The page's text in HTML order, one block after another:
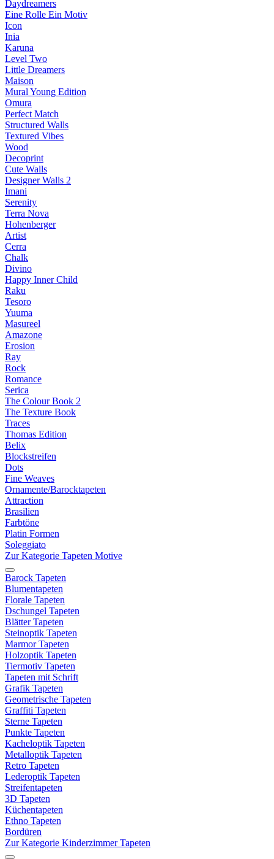
Daydreamers
Eine Rolle Ein Motiv
Icon
Inia
Karuna
Level Two
Little Dreamers
Maison
Mural Young Edition
Omura
Perfect Match
Structured Walls
Textured Vibes
Wood
Decoprint
Cute Walls
Designer Walls 2
Imani
Serenity
Terra Nova
Hohenberger
Artist
Cerra
Chalk
Divino
Happy Inner Child
Raku
Tesoro
Yuuma
Masureel
Amazone
Erosion
Ray
Rock
Romance
Serica
The Colour Book 2
The Texture Book
Traces
Thomas Edition
Belix
Blockstreifen
Dots
Fine Weaves
Ornamente/Barocktapeten
Attraction
Brasilien
Farbtöne
Platin Formen
Soleggiato
Zur Kategorie Tapeten Motive
Barock Tapeten
Blumentapeten
Florale Tapeten
Dschungel Tapeten
Blätter Tapeten
Steinoptik Tapeten
Marmor Tapeten
Holzoptik Tapeten
Tiermotiv Tapeten
Tapeten mit Schrift
Grafik Tapeten
Geometrische Tapeten
Graffiti Tapeten
Sterne Tapeten
Punkte Tapeten
Kacheloptik Tapeten
Metalloptik Tapeten
Retro Tapeten
Lederoptik Tapeten
Streifentapeten
3D Tapeten
Küchentapeten
Ethno Tapeten
Bordüren
Zur Kategorie Kinderzimmer Tapeten